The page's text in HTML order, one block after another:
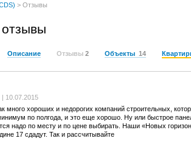
> Отзывы
Описание Отзывы 2 Объекты 14
10.07.2015
много хороших и недорогих компаний строительных,
по полгода, и это еще хорошо. Ну или быстрое
надо по месту и по цене выбирать. Наши «Новых
17 сдадут. Так и рассчитывайте